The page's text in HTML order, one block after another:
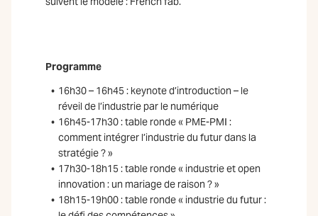
Programme
16h30 – 16h45 : keynote d’introduction – le
réveil de l’industrie par le numérique
16h45-17h30 : table ronde « PME-PMI :
comment intégrer l’industrie du futur dans la
stratégie ? »
17h30-18h15 : table ronde « industrie et open
innovation : un mariage de raison ? »
18h15-19h00 : table ronde « industrie du futur :